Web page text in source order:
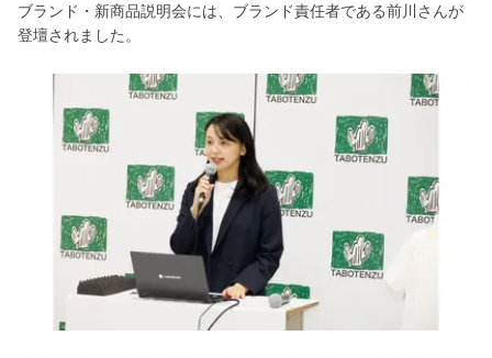
ブランド・新商品説明会には、ブランド責任者である前川さんが
登壇されました。